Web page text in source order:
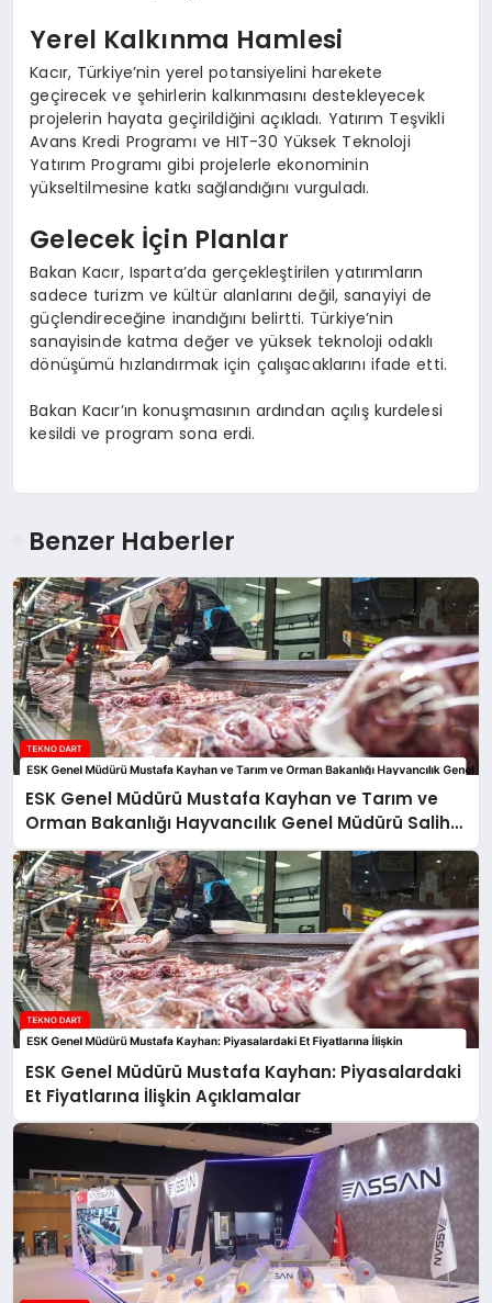
Yerel Kalkınma Hamlesi
Kacır, Türkiye’nin yerel potansiyelini harekete
geçirecek ve şehirlerin kalkınmasını destekleyecek
projelerin hayata geçirildiğini açıkladı. Yatırım Teşvikli
Avans Kredi Programı ve HIT-30 Yüksek Teknoloji
Yatırım Programı gibi projelerle ekonominin
yükseltilmesine katkı sağlandığını vurguladı.
Gelecek İçin Planlar
Bakan Kacır, Isparta’da gerçekleştirilen yatırımların
sadece turizm ve kültür alanlarını değil, sanayiyi de
güçlendireceğine inandığını belirtti. Türkiye’nin
sanayisinde katma değer ve yüksek teknoloji odaklı
dönüşümü hızlandırmak için çalışacaklarını ifade etti.
Bakan Kacır’ın konuşmasının ardından açılış kurdelesi
kesildi ve program sona erdi.
Benzer Haberler
ESK Genel Müdürü Mustafa Kayhan ve Tarım ve
Orman Bakanlığı Hayvancılık Genel Müdürü Salih
Çelik’ten Kırmızı Et Piyasasına İlişkin Açıklamalar
ESK Genel Müdürü Mustafa Kayhan: Piyasalardaki
Et Fiyatlarına İlişkin Açıklamalar